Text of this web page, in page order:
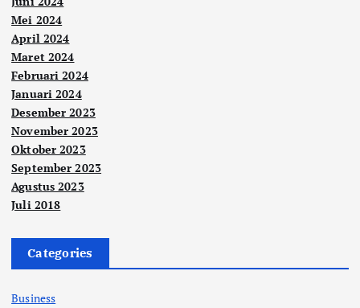
Mei 2024
April 2024
Maret 2024
Februari 2024
Januari 2024
Desember 2023
November 2023
Oktober 2023
September 2023
Agustus 2023
Juli 2018
Categories
Business